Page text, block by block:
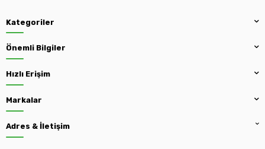
Kategoriler
Önemli Bilgiler
Hızlı Erişim
Markalar
Adres & İletişim